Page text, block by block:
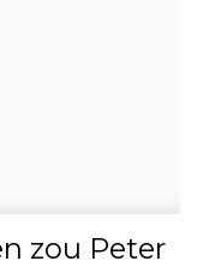
zou Peter